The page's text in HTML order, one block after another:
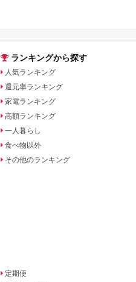
ランキングから探す
人気ランキング
還元率ランキング
家電ランキング
高額ランキング
一人暮らし
食べ物以外
その他のランキング
定期便